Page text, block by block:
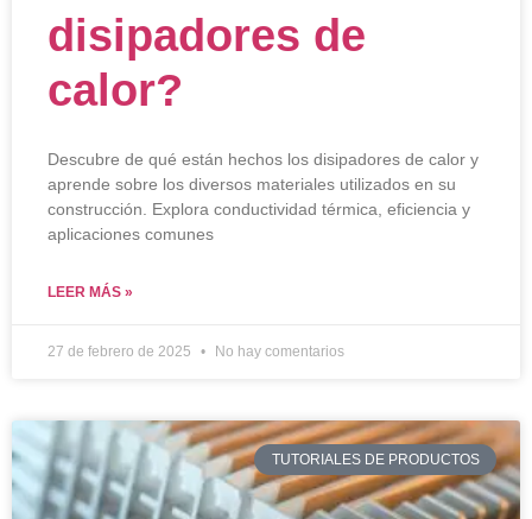
disipadores de
calor?
Descubre de qué están hechos los disipadores de calor y
aprende sobre los diversos materiales utilizados en su
construcción. Explora conductividad térmica, eficiencia y
aplicaciones comunes
LEER MÁS »
27 de febrero de 2025 No hay comentarios
TUTORIALES DE PRODUCTOS